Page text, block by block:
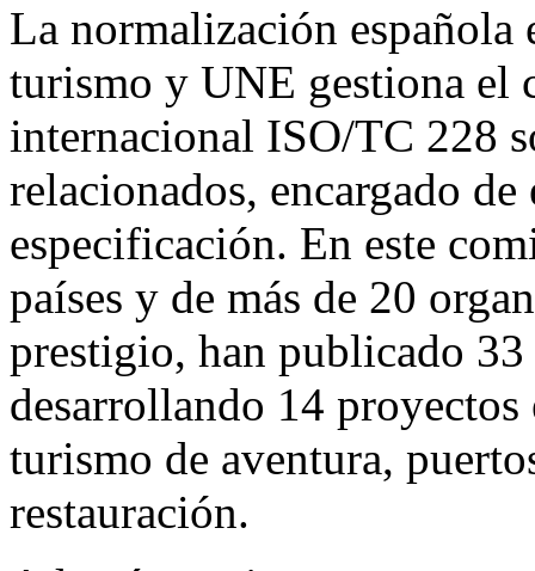
La normalización española
turismo y UNE gestiona el
internacional ISO/TC 228
relacionados, encargado
especificación. En este
países y de más de 20
prestigio, han publicado
desarrollando 14
turismo de aventura,
restauración.